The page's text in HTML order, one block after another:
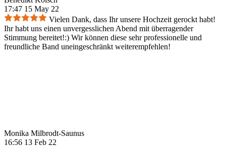
17:47 15 May 22
Vielen Dank, dass Ihr unsere Hochzeit gerockt habt!
Ihr habt uns einen unvergesslichen Abend mit überragender
Stimmung bereitet!:) Wir können diese sehr professionelle und
freundliche Band uneingeschränkt weiterempfehlen!
Monika Milbrodt-Saunus
16:56 13 Feb 22